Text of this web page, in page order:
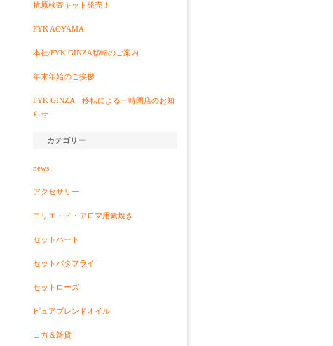
抗原検査キット発売！
FYK AOYAMA
本社/FYK GINZA移転のご案内
年末年始のご挨拶
FYK GINZA 移転による一時閉店のお知
らせ
カテゴリー
news
アクセサリー
コリエ・ド・アロマ用素焼き
セットハート
セットバタフライ
セットローズ
ピュアブレンドオイル
ヨガ＆雑貨